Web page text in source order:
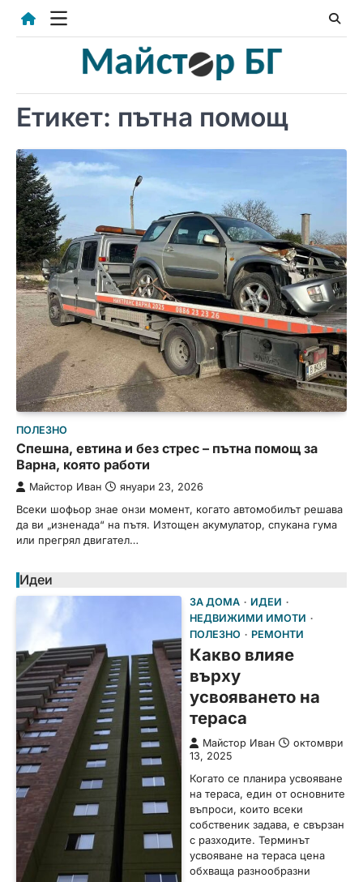
Етикет: пътна помощ
ПОЛЕЗНО
Спешна, евтина и без стрес – пътна помощ за
Варна, която работи
Майстор Иван януари 23, 2026
Всеки шофьор знае онзи момент, когато автомобилът решава
да ви „изненада“ на пътя. Изтощен акумулатор, спукана гума
или прегрял двигател…
Идеи
ЗА ДОМА
ИДЕИ
НЕДВИЖИМИ ИМОТИ
ПОЛЕЗНО
РЕМОНТИ
Какво влияе
върху
усвояването на
тераса
Майстор Иван
октомври
13, 2025
Когато се планира усвояване
на тераса, един от основните
въпроси, които всеки
собственик задава, е свързан
с разходите. Терминът
усвояване на тераса цена
обхваща разнообразни